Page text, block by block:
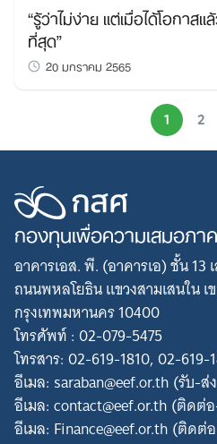
“รู้ว่าไม่ง่าย แต่เมื่อได้โอกาส
ที่สุด”
20 มกราคม 2565
1 2
กองทุนเพื่อความเสมอภ
อาคารเอส. พี. (อาคารเอ) ชั้น 13
ถนนพหลโยธิน แขวงสามเสนใน
กรุงเทพมหานคร 10400
โทรศัพท์ : 02-079-5475
โทรสาร: 02-619-1810, 02-619-
อีเมล: saraban@eef.or.th (รับ-ส่
อีเมล: contact@eef.or.th (ติดต่
อีเมล: Finance@eef.or.th (ติด